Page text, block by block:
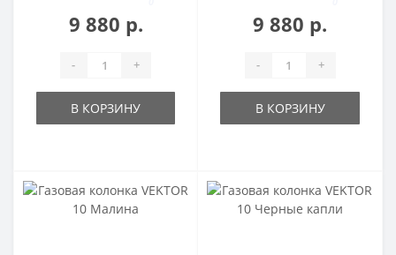
9 880 р.
- +
В КОРЗИНУ
9 880 р.
- +
В КОРЗИНУ